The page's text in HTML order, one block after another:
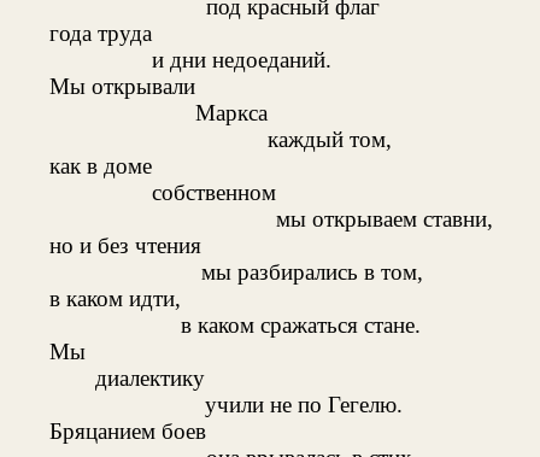
под красный флаг
года труда
и дни недоеданий.
Мы открывали
Маркса
каждый том,
как в доме
собственном
мы открываем ставни,
но и без чтения
мы разбирались в том,
в каком идти,
в каком сражаться стане.
Мы
диалектику
учили не по Гегелю.
Бряцанием боев